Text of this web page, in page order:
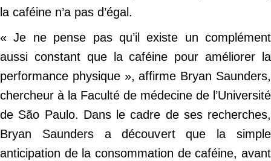
la caféine n’a pas d’égal.
« Je ne pense pas qu’il existe un complément
aussi constant que la caféine pour améliorer la
performance physique », affirme Bryan Saunders,
chercheur à la Faculté de médecine de l’Université
de São Paulo. Dans le cadre de ses recherches,
Bryan Saunders a découvert que la simple
anticipation de la consommation de caféine, avant